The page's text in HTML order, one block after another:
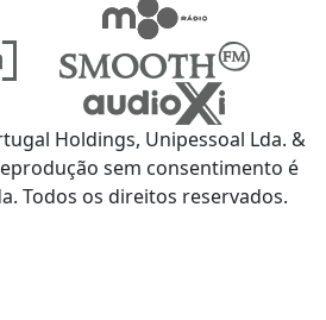
Holdings, Unipessoal Lda. &
sem consentimento é
Todos os direitos reservados.